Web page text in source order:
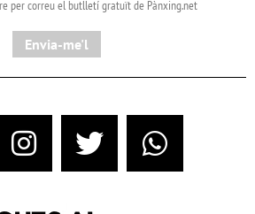
per correu el butlletí gratuït de Pànxing.net​
Envia-me'l